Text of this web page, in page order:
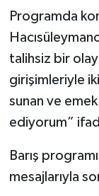
Programda
talihsiz bir olay
girişimleriyle iki
sunan ve
ediyorum”
Barış
mesajlarıyla